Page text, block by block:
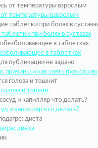
от температуры взрослым
при болях в суставах
в таблетках
причины и как снять пульсацию
и тошнит
и капилляр что делать?
диета